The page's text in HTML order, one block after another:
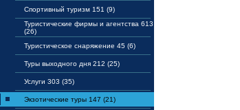
Спортивный туризм 151 (9)
Туристические фирмы и агентства 613
(26)
Туристическое снаряжение 45 (6)
Туры выходного дня 212 (25)
Услуги 303 (35)
Экзотические туры 147 (21)